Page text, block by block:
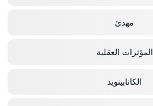
مهدئ
المؤثرات العقلية
الكانابينويد